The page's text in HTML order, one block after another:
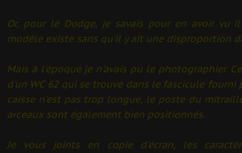
Or, pour le Dodge, je savais pour en avoir vu
modèle existe sans qu'il y ait une disproportion
Mais à l'époque je n'avais pu le photographier.
d'un WC 62 qui se trouve dans le fascicule
caisse n'est pas trop longue, le poste du
arceaux sont également bien positionnés.
Je vous joints en copie d'écran, les